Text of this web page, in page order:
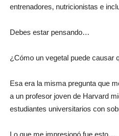
entrenadores, nutricionistas e
Debes estar pensando…
¿Cómo un vegetal puede causar
Esa era la misma pregunta que
a un profesor joven de Harvard
estudiantes universitarios con
Lo que me impresionó fue esto…